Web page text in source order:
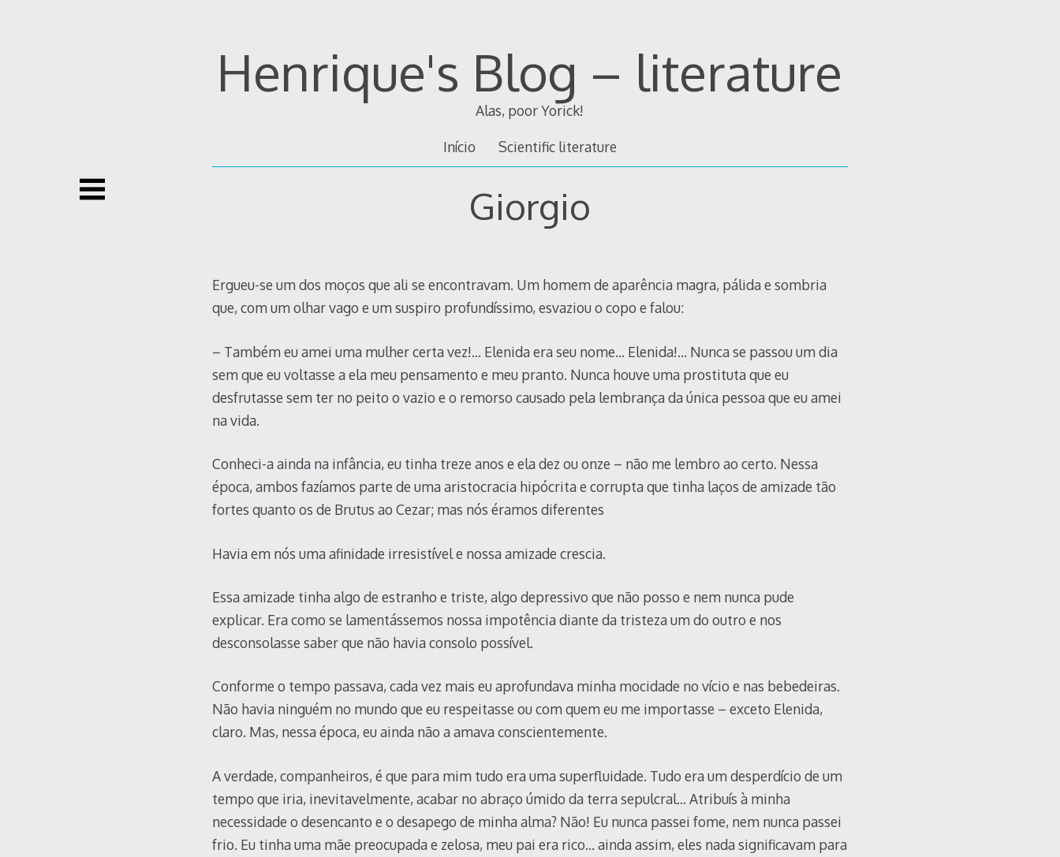
Henrique's Blog – literature
Alas, poor Yorick!
Início Scientific literature
Giorgio
Ergueu-se um dos moços que ali se encontravam. Um homem de aparência magra, pálida e sombria
que, com um olhar vago e um suspiro profundíssimo, esvaziou o copo e falou:
– Também eu amei uma mulher certa vez!… Elenida era seu nome… Elenida!… Nunca se passou um dia
sem que eu voltasse a ela meu pensamento e meu pranto. Nunca houve uma prostituta que eu
desfrutasse sem ter no peito o vazio e o remorso causado pela lembrança da única pessoa que eu amei
na vida.
Conheci-a ainda na infância, eu tinha treze anos e ela dez ou onze – não me lembro ao certo. Nessa
época, ambos fazíamos parte de uma aristocracia hipócrita e corrupta que tinha laços de amizade tão
fortes quanto os de Brutus ao Cezar; mas nós éramos diferentes
Havia em nós uma afinidade irresistível e nossa amizade crescia.
Essa amizade tinha algo de estranho e triste, algo depressivo que não posso e nem nunca pude
explicar. Era como se lamentássemos nossa impotência diante da tristeza um do outro e nos
desconsolasse saber que não havia consolo possível.
Conforme o tempo passava, cada vez mais eu aprofundava minha mocidade no vício e nas bebedeiras.
Não havia ninguém no mundo que eu respeitasse ou com quem eu me importasse – exceto Elenida,
claro. Mas, nessa época, eu ainda não a amava conscientemente.
A verdade, companheiros, é que para mim tudo era uma superfluidade. Tudo era um desperdício de um
tempo que iria, inevitavelmente, acabar no abraço úmido da terra sepulcral… Atribuís à minha
necessidade o desencanto e o desapego de minha alma? Não! Eu nunca passei fome, nem nunca passei
frio. Eu tinha uma mãe preocupada e zelosa, meu pai era rico… ainda assim, eles nada significavam para